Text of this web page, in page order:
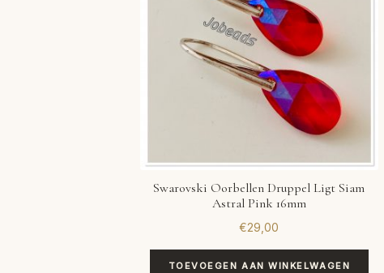
Swarovski Oorbellen Druppel Ligt Siam
Astral Pink 16mm
€29,00
TOEVOEGEN AAN WINKELWAGEN